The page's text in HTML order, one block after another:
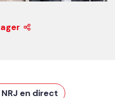
en direct